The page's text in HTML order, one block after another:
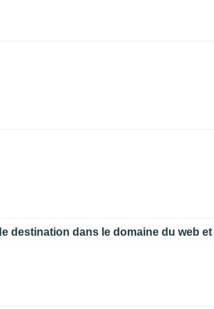
destination dans le domaine du web et